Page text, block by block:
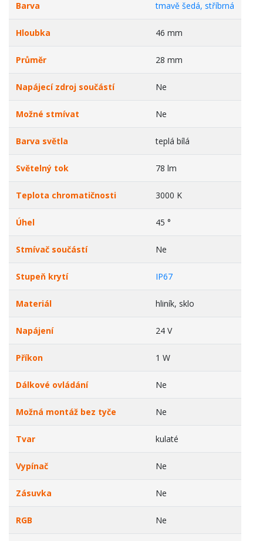
Barva tmavě šedá, stříbrná
Hloubka 46 mm
Průměr 28 mm
Napájecí zdroj součástí Ne
Možné stmívat Ne
Barva světla teplá bílá
Světelný tok 78 lm
Teplota chromatičnosti 3000 K
Úhel 45 °
Stmívač součástí Ne
Stupeň krytí IP67
Materiál hliník, sklo
Napájení 24 V
Příkon 1 W
Dálkové ovládání Ne
Možná montáž bez tyče Ne
Tvar kulaté
Vypínač Ne
Zásuvka Ne
RGB Ne